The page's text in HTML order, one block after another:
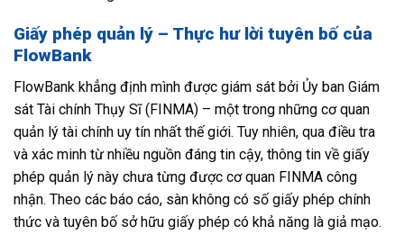
Giấy phép quản lý – Thực hư lời tuyên bố của
FlowBank
FlowBank khẳng định mình được giám sát bởi Ủy ban Giám
sát Tài chính Thụy Sĩ (FINMA) – một trong những cơ quan
quản lý tài chính uy tín nhất thế giới. Tuy nhiên, qua điều tra
và xác minh từ nhiều nguồn đáng tin cậy, thông tin về giấy
phép quản lý này chưa từng được cơ quan FINMA công
nhận. Theo các báo cáo, sàn không có số giấy phép chính
thức và tuyên bố sở hữu giấy phép có khả năng là giả mạo.